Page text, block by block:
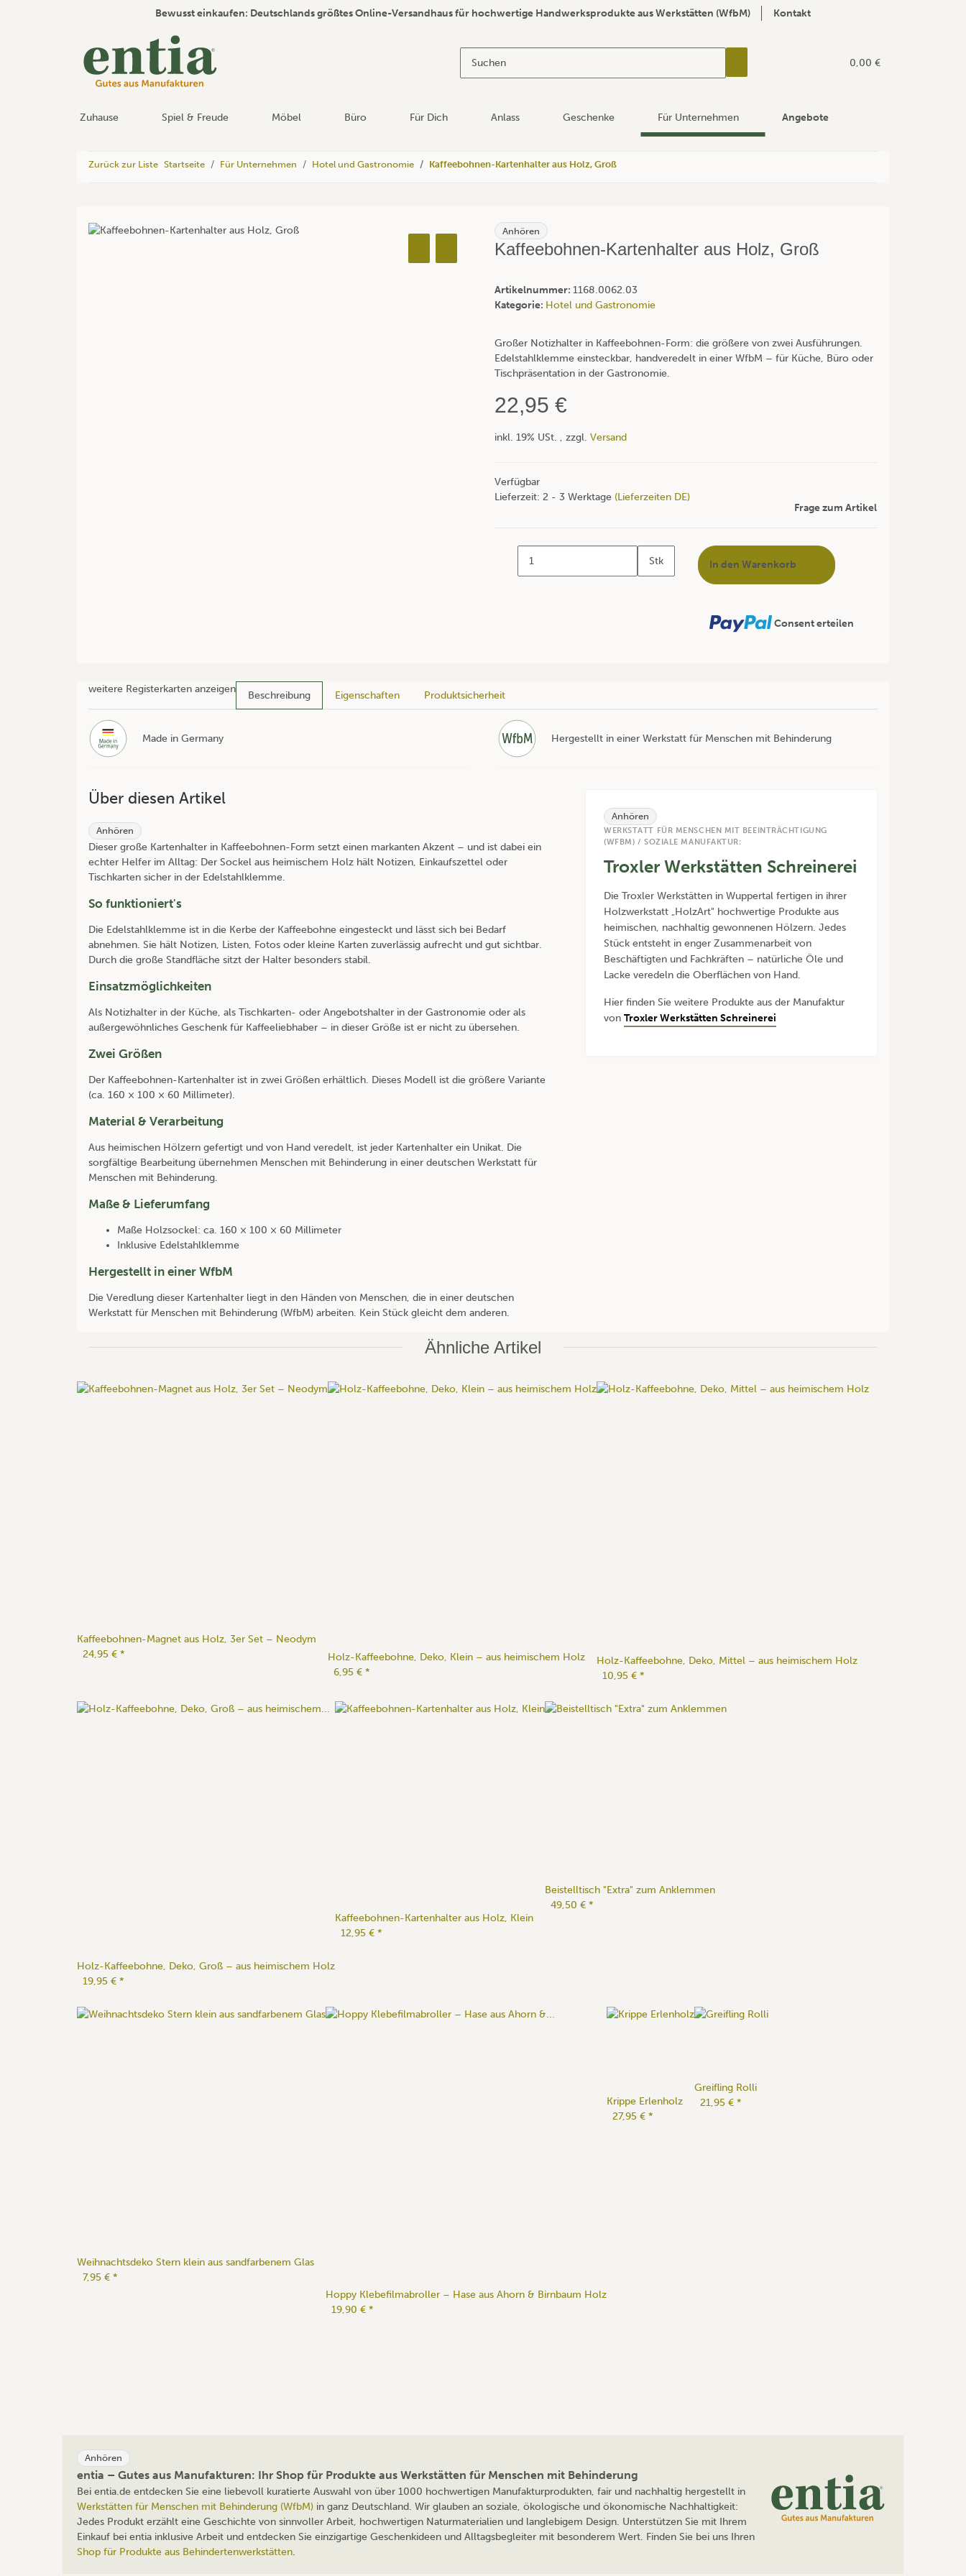
Bewusst einkaufen: Deutschlands größtes Online-Versandhaus für hochwertige Handwerksprodukte aus Werkstätten (WfbM) Kontakt
0,00 €
Zuhause Spiel & Freude Möbel Büro Für Dich Anlass Geschenke Für Unternehmen Angebote
Zurück zur Liste Startseite Für Unternehmen Hotel und Gastronomie Kaffeebohnen-Kartenhalter aus Holz, Groß
Anhören
Kaffeebohnen-Kartenhalter aus Holz, Groß
Artikelnummer: 1168.0062.03
Kategorie: Hotel und Gastronomie
Großer Notizhalter in Kaffeebohnen-Form: die größere von zwei Ausführungen.
Edelstahlklemme einsteckbar, handveredelt in einer WfbM – für Küche, Büro oder
Tischpräsentation in der Gastronomie.
22,95 €
inkl. 19% USt. , zzgl. Versand
Verfügbar
Lieferzeit: 2 - 3 Werktage (Lieferzeiten DE)
Frage zum Artikel
Stk In den Warenkorb
Consent erteilen
weitere Registerkarten anzeigen
Beschreibung Eigenschaften Produktsicherheit
Made in Germany Hergestellt in einer Werkstatt für Menschen mit Behinderung
Über diesen Artikel
Anhören
Dieser große Kartenhalter in Kaffeebohnen-Form setzt einen markanten Akzent – und ist dabei ein
echter Helfer im Alltag: Der Sockel aus heimischem Holz hält Notizen, Einkaufszettel oder
Tischkarten sicher in der Edelstahlklemme.
So funktioniert's
Die Edelstahlklemme ist in die Kerbe der Kaffeebohne eingesteckt und lässt sich bei Bedarf
abnehmen. Sie hält Notizen, Listen, Fotos oder kleine Karten zuverlässig aufrecht und gut sichtbar.
Durch die große Standfläche sitzt der Halter besonders stabil.
Einsatzmöglichkeiten
Als Notizhalter in der Küche, als Tischkarten- oder Angebotshalter in der Gastronomie oder als
außergewöhnliches Geschenk für Kaffeeliebhaber – in dieser Größe ist er nicht zu übersehen.
Zwei Größen
Der Kaffeebohnen-Kartenhalter ist in zwei Größen erhältlich. Dieses Modell ist die größere Variante
(ca. 160 × 100 × 60 Millimeter).
Material & Verarbeitung
Aus heimischen Hölzern gefertigt und von Hand veredelt, ist jeder Kartenhalter ein Unikat. Die
sorgfältige Bearbeitung übernehmen Menschen mit Behinderung in einer deutschen Werkstatt für
Menschen mit Behinderung.
Maße & Lieferumfang
Maße Holzsockel: ca. 160 × 100 × 60 Millimeter
Inklusive Edelstahlklemme
Hergestellt in einer WfbM
Die Veredlung dieser Kartenhalter liegt in den Händen von Menschen, die in einer deutschen
Werkstatt für Menschen mit Behinderung (WfbM) arbeiten. Kein Stück gleicht dem anderen.
Anhören
WERKSTATT FÜR MENSCHEN MIT BEEINTRÄCHTIGUNG
(WFBM) / SOZIALE MANUFAKTUR:
Troxler Werkstätten Schreinerei
Die Troxler Werkstätten in Wuppertal fertigen in ihrer
Holzwerkstatt „HolzArt" hochwertige Produkte aus
heimischen, nachhaltig gewonnenen Hölzern. Jedes
Stück entsteht in enger Zusammenarbeit von
Beschäftigten und Fachkräften – natürliche Öle und
Lacke veredeln die Oberflächen von Hand.
Hier finden Sie weitere Produkte aus der Manufaktur
vonTroxler Werkstätten Schreinerei
Ähnliche Artikel
Kaffeebohnen-Magnet aus Holz, 3er Set – Neodym
24,95 € *
Holz-Kaffeebohne, Deko, Klein – aus heimischem Holz
6,95 € *
Holz-Kaffeebohne, Deko, Mittel – aus heimischem Holz
10,95 € *
Holz-Kaffeebohne, Deko, Groß – aus heimischem Holz
19,95 € *
Kaffeebohnen-Kartenhalter aus Holz, Klein
12,95 € *
Beistelltisch "Extra" zum Anklemmen
49,50 € *
Weihnachtsdeko Stern klein aus sandfarbenem Glas
7,95 € *
Hoppy Klebefilmabroller – Hase aus Ahorn & Birnbaum Holz
19,90 € *
Krippe Erlenholz
27,95 € *
Greifling Rolli
21,95 € *
Anhören
entia – Gutes aus Manufakturen: Ihr Shop für Produkte aus Werkstätten für Menschen mit Behinderung
Bei entia.de entdecken Sie eine liebevoll kuratierte Auswahl von über 1000 hochwertigen Manufakturprodukten, fair und nachhaltig hergestellt in
Werkstätten für Menschen mit Behinderung (WfbM) in ganz Deutschland. Wir glauben an soziale, ökologische und ökonomische Nachhaltigkeit:
Jedes Produkt erzählt eine Geschichte von sinnvoller Arbeit, hochwertigen Naturmaterialien und langlebigem Design. Unterstützen Sie mit Ihrem
Einkauf bei entia inklusive Arbeit und entdecken Sie einzigartige Geschenkideen und Alltagsbegleiter mit besonderem Wert. Finden Sie bei uns Ihren
Shop für Produkte aus Behindertenwerkstätten.